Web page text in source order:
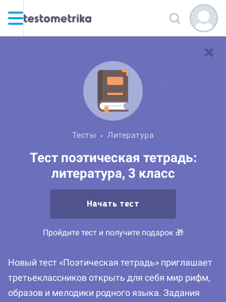
Тесты Литература
Тест поэтическая тетрадь:
литература, 3 класс
Начать тест
Пройдите тест и получите подарок 🎁
Новый тест «Поэтическая тетрадь» приглашает
третьеклассников открыть для себя мир рифм,
образов и мелодики родного языка. Задания